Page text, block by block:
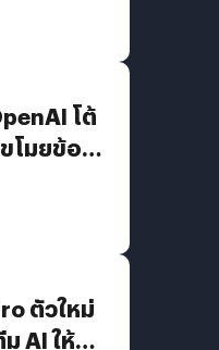
กอร์
โต้
โมยข้อมูล
ตัวใหม่
AI ให้